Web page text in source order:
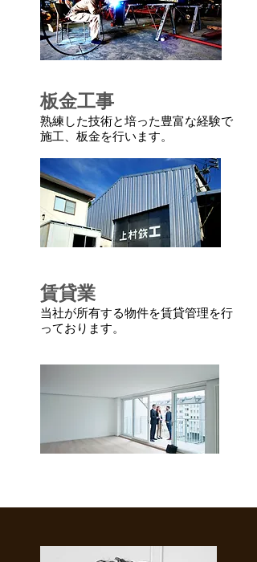
板金工事
熟練した技術と培った豊富な経験で
施工、板金を行います。
賃貸業
当社が所有する物件を賃貸管理を行
っております。